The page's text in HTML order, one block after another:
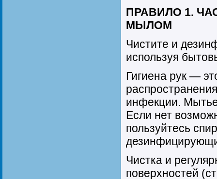
ПРАВИЛО 1.
МЫЛОМ
Чистите и
используя
Гигиена рук —
инфекции.
Если нет
пользуйтесь
Чистка и
поверхностей